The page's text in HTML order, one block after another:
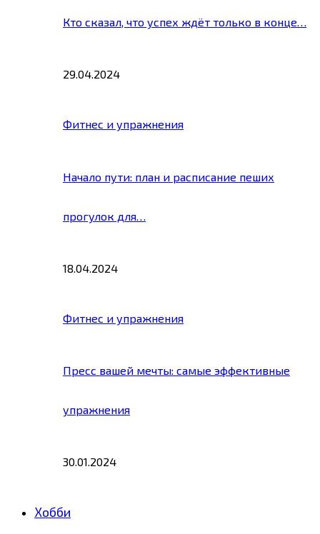
Кто сказал, что успех ждёт только в конце…
29.04.2024
Фитнес и упражнения
Начало пути: план и расписание пеших
прогулок для…
18.04.2024
Фитнес и упражнения
Пресс вашей мечты: самые эффективные
упражнения
30.01.2024
Хобби